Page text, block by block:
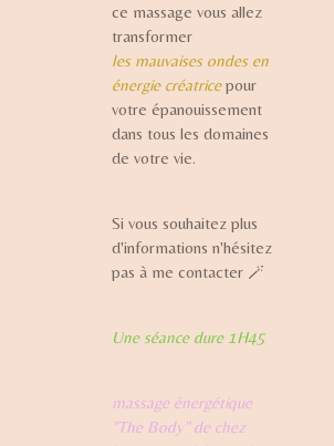
ce massage vous allez
transformer
les mauvaises ondes en
énergie créatricepour
votre épanouissement
dans tous les domaines
de votre vie.
Si vous souhaitez plus
d'informations n'hésitez
pas à me contacter 🪄
Une séance dure 1H45
massage énergétique
"The Body" de chez